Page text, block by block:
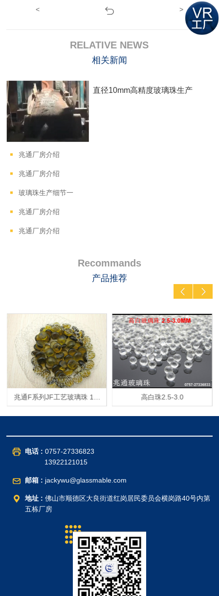
< >
RELATIVE NEWS
相关新闻
直径10mm高精度玻璃珠生产
兆通厂房介绍
兆通厂房介绍
玻璃珠生产细节一
兆通厂房介绍
兆通厂房介绍
Recommands
产品推荐
兆通F系列JF工艺玻璃珠 13-
14mm琥珀扁珠
高白珠2.5-3.0
电话 : 0757-27336823
13922121015
邮箱 : jackywu@glassmable.com
地址 : 佛山市顺德区大良街道红岗居民委员会横岗路40号内第
五栋厂房